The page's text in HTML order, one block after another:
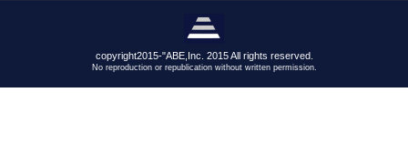
copyright2015-"ABE,Inc. 2015 All rights reserved.
No reproduction or republication without written permission.